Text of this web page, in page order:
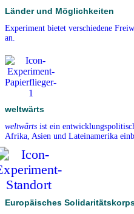
Länder und Möglichkeiten
Experiment bietet verschiedene
an.
weltwärts
weltwärts ist ein
Afrika, Asien und Lateinamerika
Europäisches